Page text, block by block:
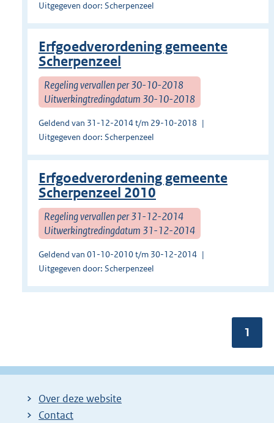
Uitgegeven door: Scherpenzeel
Erfgoedverordening gemeente
Scherpenzeel
Regeling vervallen per 30-10-2018
Uitwerkingtredingdatum 30-10-2018
Geldend van 31-12-2014 t/m 29-10-2018
Uitgegeven door: Scherpenzeel
Erfgoedverordening gemeente
Scherpenzeel 2010
Regeling vervallen per 31-12-2014
Uitwerkingtredingdatum 31-12-2014
Geldend van 01-10-2010 t/m 30-12-2014
Uitgegeven door: Scherpenzeel
1
Over deze website
Contact